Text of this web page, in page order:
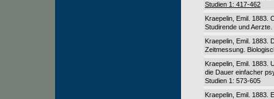
Studien 1: 417-462
Kraepelin, Emil. 1883.
Studirende und Aerzte.
Kraepelin, Emil. 1883.
Zeitmessung.
Kraepelin, Emil. 1883.
die Dauer einfacher
Studien 1: 573-605
Kraepelin, Emil. 1883.